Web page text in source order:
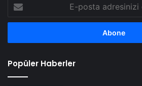
posta
adresinizi
Popüler Haberler